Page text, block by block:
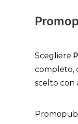
Scegliere
completo,
scelto con